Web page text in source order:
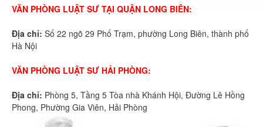
VĂN PHÒNG LUẬT SƯ TẠI QUẬN LONG BIÊN:
Địa chỉ: Số 22 ngõ 29 Phố Trạm, phường Long Biên, thành phố
Hà Nội
VĂN PHÒNG LUẬT SƯ HẢI PHÒNG:
Địa chỉ: Phòng 5, Tầng 5 Tòa nhà Khánh Hội, Đường Lê Hồng
Phong, Phường Gia Viên, Hải Phòng